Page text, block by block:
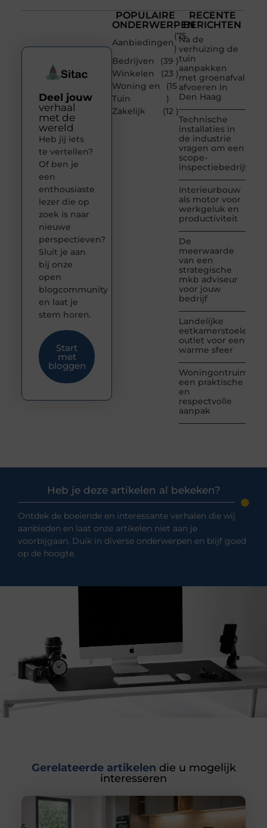
POPULAIRE
ONDERWERPEN
Aanbiedingen
(75
)
Bedrijven
(39 )
Winkelen
(23 )
Woning en
Tuin
(15
)
Zakelijk
(12 )
RECENTE
BERICHTEN
Na de
verhuizing de
tuin
aanpakken
met groenafval
afvoeren in
Den Haag
Technische
installaties in
de industrie
vragen om een
scope-
inspectiebedrijf
Interieurbouw
als motor voor
werkgeluk en
productiviteit
De
meerwaarde
van een
strategische
mkb adviseur
voor jouw
bedrijf
Landelijke
eetkamerstoelen
outlet voor een
warme sfeer
Woningontruiming:
een praktische
en
respectvolle
aanpak
Deel jouw
verhaal
met de
wereld
Heb jij iets
te vertellen?
Of ben je
een
enthousiaste
lezer die op
zoek is naar
nieuwe
perspectieven?
Sluit je aan
bij onze
open
blogcommunity
en laat je
stem horen.
Start
met
bloggen
Heb je deze artikelen al bekeken?
Ontdek de boeiende en interessante verhalen die wij
aanbieden en laat onze artikelen niet aan je
voorbijgaan. Duik in diverse onderwerpen en blijf goed
op de hoogte.
Gerelateerde artikelen die u mogelijk
interesseren